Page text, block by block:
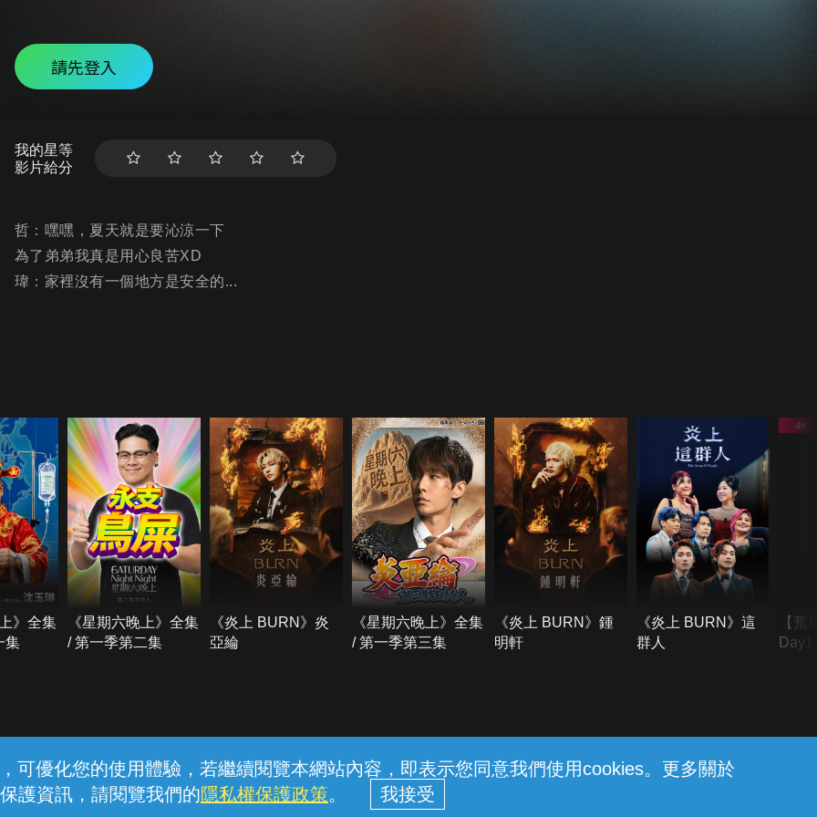
可優化您的使用體驗，若繼續閱覽本網站內容，即表示您同意我們使用cookies。更多關於
護資訊，請閱覽我們的隱私權保護政策。
請先登入
我的星等
影片給分
哲：嘿嘿，夏天就是要沁涼一下
為了弟弟我真是用心良苦XD
瑋：家裡沒有一個地方是安全的...
》全集
集
《星期六晚上》全集
/ 第一季第二集
《炎上 BURN》炎
亞綸
《星期六晚上》全集
/ 第一季第三集
《炎上 BURN》鍾
明軒
《炎上 BURN》這
群人
【荒
線上客服 服務條款 隱私權保護
中華電信股份有限公司個人家庭分公司 (統一編號：96979949) © 2026